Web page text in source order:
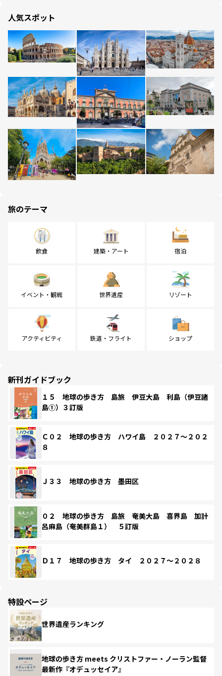
人気スポット
旅のテーマ
飲食 建築・アート 宿泊
イベント・観戦 世界遺産 リゾート
アクティビティ 鉄道・フライト ショップ
新刊ガイドブック
１５ 地球の歩き方 島旅 伊豆大島 利島（伊豆諸
島①）３訂版
Ｃ０２ 地球の歩き方 ハワイ島 ２０２７～２０２
８
Ｊ３３ 地球の歩き方 墨田区
０２ 地球の歩き方 島旅 奄美大島 喜界島 加計
呂麻島（奄美群島１） ５訂版
Ｄ１７ 地球の歩き方 タイ ２０２７～２０２８
特設ページ
世界遺産ランキング
地球の歩き方 meets クリストファー・ノーラン監督
最新作『オデュッセイア』